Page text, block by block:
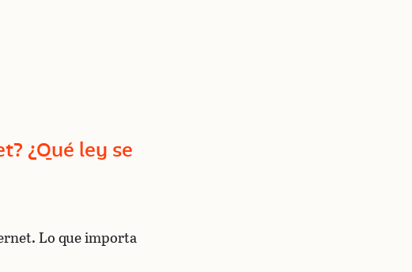
¿Qué ley se
Lo que importa